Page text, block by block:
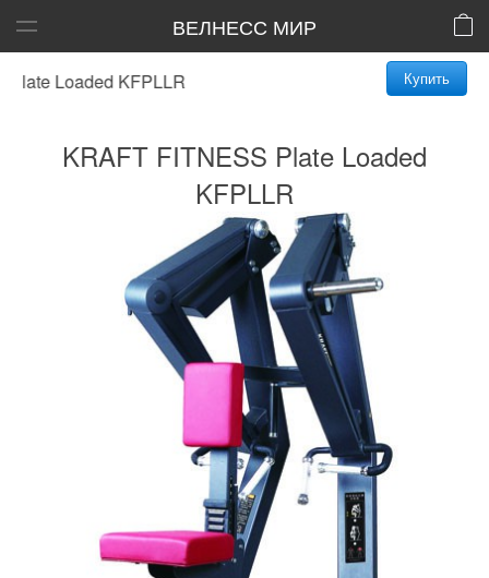
ВЕЛНЕСС МИР
Loaded KFPLLR Купить
KRAFT FITNESS Plate Loaded
KFPLLR